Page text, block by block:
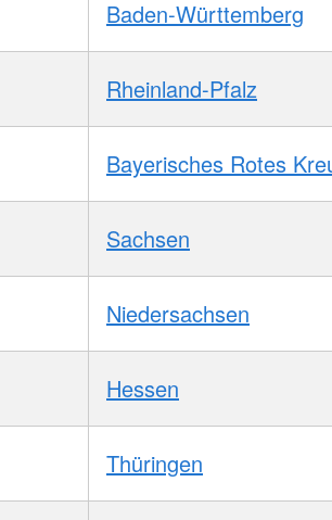
Baden-Württemberg
Rheinland-Pfalz
Bayerisches Rotes
Sachsen
Niedersachsen
Hessen
Thüringen